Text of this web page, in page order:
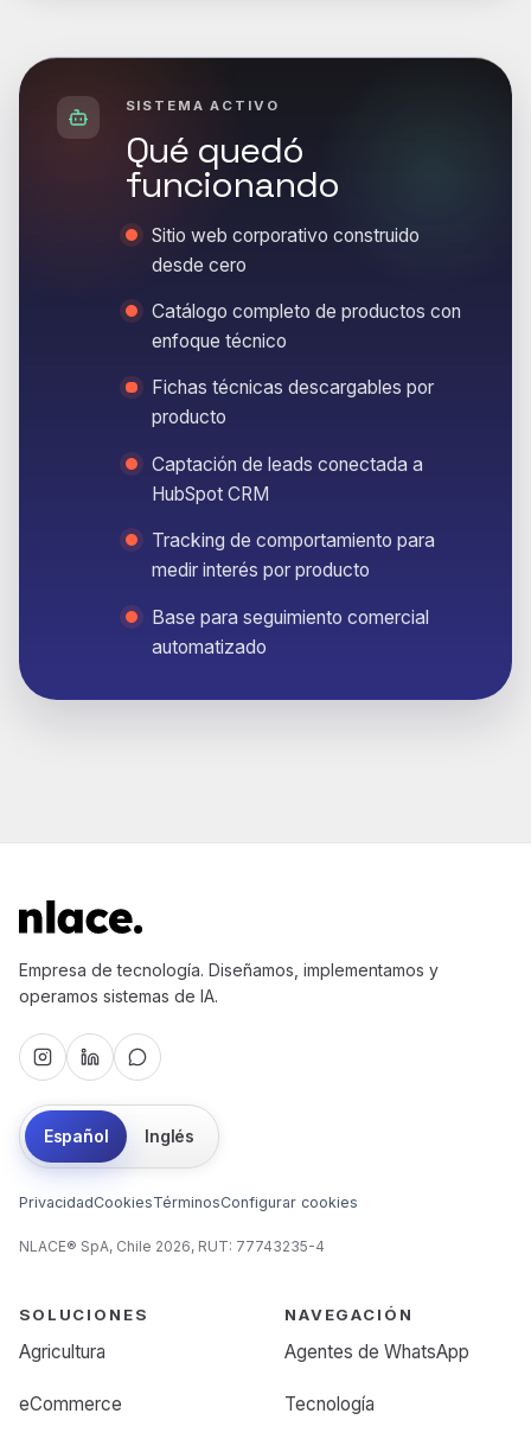
SISTEMA ACTIVO
Qué quedó
funcionando
Sitio web corporativo construido
desde cero
Catálogo completo de productos con
enfoque técnico
Fichas técnicas descargables por
producto
Captación de leads conectada a
HubSpot CRM
Tracking de comportamiento para
medir interés por producto
Base para seguimiento comercial
automatizado
Empresa de tecnología. Diseñamos, implementamos y
operamos sistemas de IA.
Español Inglés
PrivacidadCookiesTérminosConfigurar cookies
NLACE® SpA, Chile 2026, RUT: 77743235-4
SOLUCIONES
Agricultura
eCommerce
NAVEGACIÓN
Agentes de WhatsApp
Tecnología